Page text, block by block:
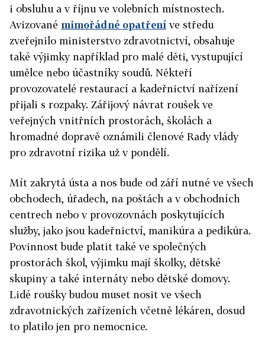
i obsluhu a v říjnu ve volebních místnostech.
Avizované mimořádné opatření ve středu
zveřejnilo ministerstvo zdravotnictví, obsahuje
také výjimky například pro malé děti, vystupující
umělce nebo účastníky soudů. Někteří
provozovatelé restaurací a kadeřnictví nařízení
přijali s rozpaky. Zářijový návrat roušek ve
veřejných vnitřních prostorách, školách a
hromadné dopravě oznámili členové Rady vlády
pro zdravotní rizika už v pondělí.
Mít zakrytá ústa a nos bude od září nutné ve všech
obchodech, úřadech, na poštách a v obchodních
centrech nebo v provozovnách poskytujících
služby, jako jsou kadeřnictví, manikúra a pedikúra.
Povinnost bude platit také ve společných
prostorách škol, výjimku mají školky, dětské
skupiny a také internáty nebo dětské domovy.
Lidé roušky budou muset nosit ve všech
zdravotnických zařízeních včetně lékáren, dosud
to platilo jen pro nemocnice.